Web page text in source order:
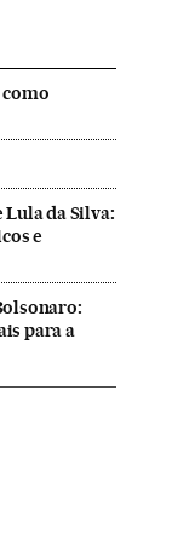
da Silva:
e
para a